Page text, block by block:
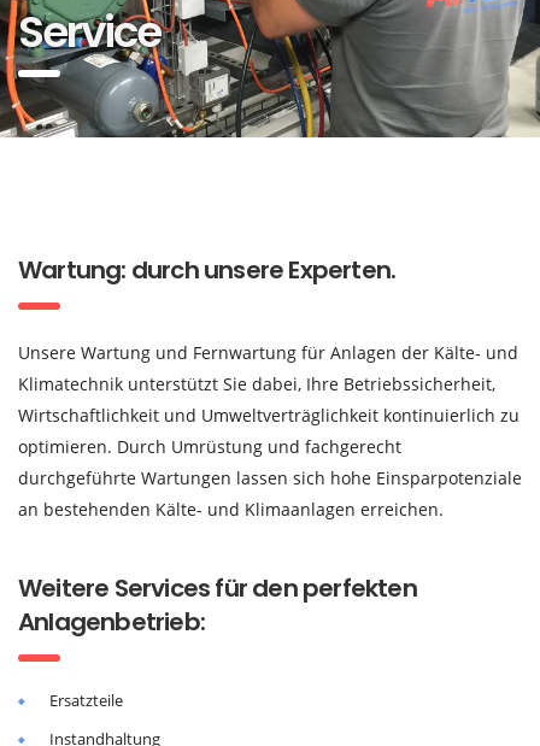
Service
Wartung: durch unsere Experten.
Unsere Wartung und Fernwartung für Anlagen der Kälte- und
Klimatechnik unterstützt Sie dabei, Ihre Betriebssicherheit,
Wirtschaftlichkeit und Umweltverträglichkeit kontinuierlich zu
optimieren. Durch Umrüstung und fachgerecht
durchgeführte Wartungen lassen sich hohe Einsparpotenziale
an bestehenden Kälte- und Klimaanlagen erreichen.
Weitere Services für den perfekten
Anlagenbetrieb:
Ersatzteile
Instandhaltung